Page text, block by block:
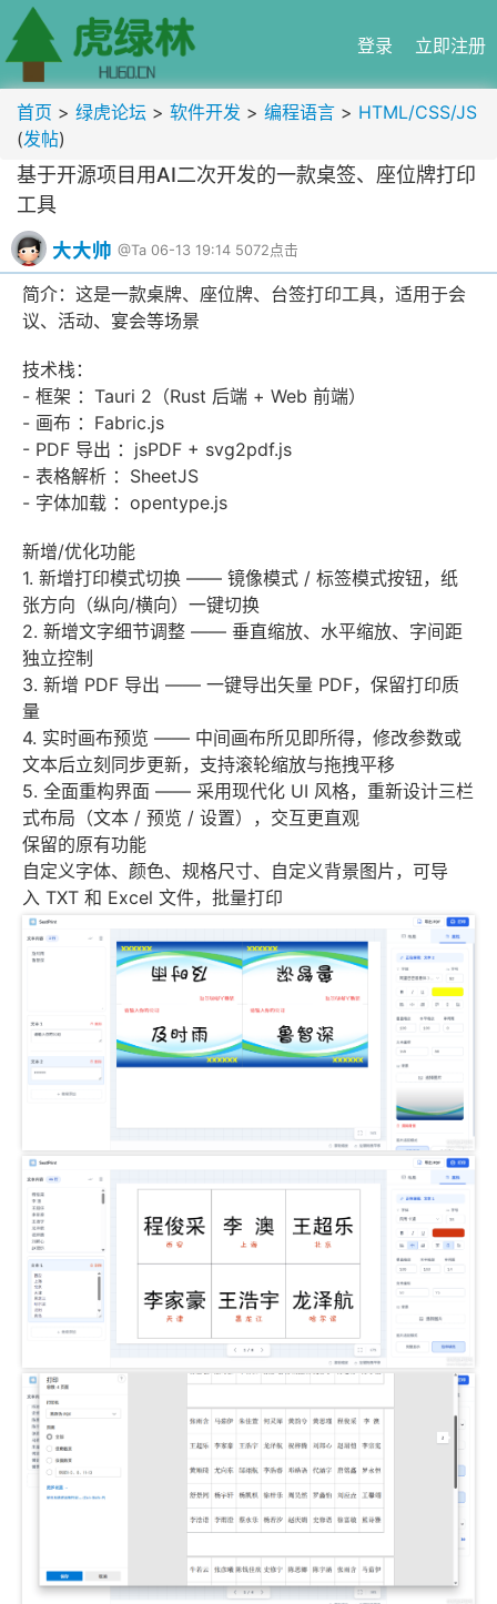
登录 立即注册
首页 > 绿虎论坛 > 软件开发 > 编程语言 > HTML/CSS/JS
(发帖)
基于开源项目用AI二次开发的一款桌签、座位牌打印
工具
大大帅 @Ta 06-13 19:14 5072点击
简介：这是一款桌牌、座位牌、台签打印工具，适用于会
议、活动、宴会等场景
技术栈：
- 框架 ：Tauri 2（Rust 后端 + Web 前端）
- 画布 ：Fabric.js
- PDF 导出 ：jsPDF + svg2pdf.js
- 表格解析 ：SheetJS
- 字体加载 ：opentype.js
新增/优化功能
1. 新增打印模式切换 —— 镜像模式 / 标签模式按钮，纸
张方向（纵向/横向）一键切换
2. 新增文字细节调整 —— 垂直缩放、水平缩放、字间距
独立控制
3. 新增 PDF 导出 —— 一键导出矢量 PDF，保留打印质
量
4. 实时画布预览 —— 中间画布所见即所得，修改参数或
文本后立刻同步更新，支持滚轮缩放与拖拽平移
5. 全面重构界面 —— 采用现代化 UI 风格，重新设计三栏
式布局（文本 / 预览 / 设置），交互更直观
保留的原有功能
自定义字体、颜色、规格尺寸、自定义背景图片，可导
入 TXT 和 Excel 文件，批量打印